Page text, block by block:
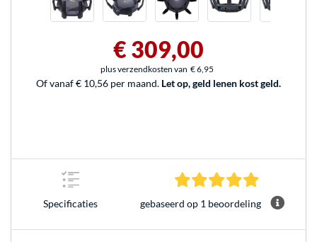
€ 309,00
plus verzendkosten van € 6,95
Of vanaf € 10,56 per maand. Let op, geld lenen kost geld.
Specificaties gebaseerd op 1 beoordeling